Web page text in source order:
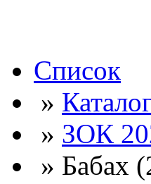
Список
»
» ЗОК
» Бабах